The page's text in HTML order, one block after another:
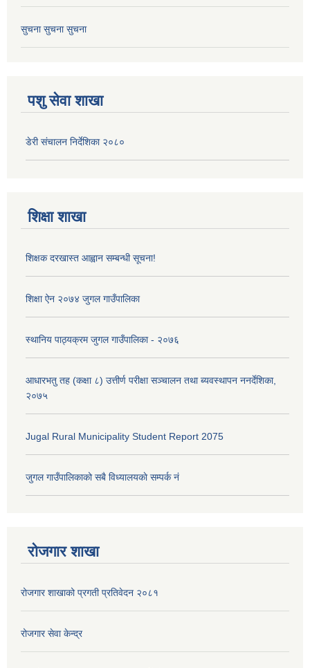
सुचना सुचना सुचना
पशु सेवा शाखा
डेरी संचालन निर्देशिका २०८०
शिक्षा शाखा
शिक्षक दरखास्त आह्वान सम्बन्धी सूचना!
शिक्षा ऐन २०७४ जुगल गाउँपालिका
स्थानिय पाठ्यक्रम जुगल गाउँपालिका - २०७६
आधारभतु तह (कक्षा ८) उत्तीर्ण परीक्षा सञ्चालन तथा ब्यवस्थापन ननर्देशिका,
२०७५
Jugal Rural Municipality Student Report 2075
जुगल गाउँपालिकाको सबै विध्यालयकाे सम्पर्क नं
रोजगार शाखा
रोजगार शाखाको प्रगती प्रतिवेदन २०८१
रोजगार सेवा केन्द्र